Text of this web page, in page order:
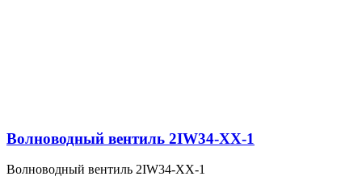
Волноводный вентиль 2IW34-XX-1
Волноводный вентиль 2IW34-XX-1